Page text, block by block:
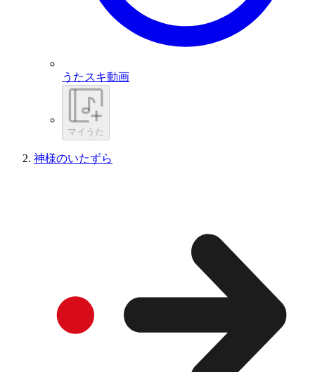
うたスキ動画
マイうた
神様のいたずら